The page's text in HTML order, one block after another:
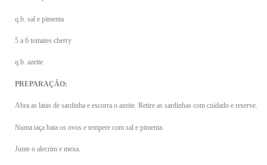
q.b. sal e pimenta
5 a 6 tomates cherry
q.b. azeite
PREPARAÇÃO:
Abra as latas de sardinha e escorra o azeite. Retire as sardinhas com cuidado e reserve.
Numa taça bata os ovos e tempere com sal e pimenta.
Junte o alecrim e mexa.